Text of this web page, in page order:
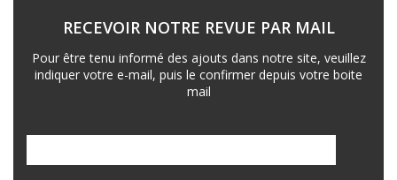
RECEVOIR NOTRE REVUE PAR MAIL
Pour être tenu informé des ajouts dans notre site, veuillez
indiquer votre e-mail, puis le confirmer depuis votre boite
mail